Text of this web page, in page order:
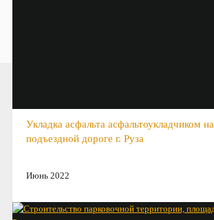
Укладка асфальта асфальтоукладчиком на
подъездной дороге г. Руза
Июнь 2022